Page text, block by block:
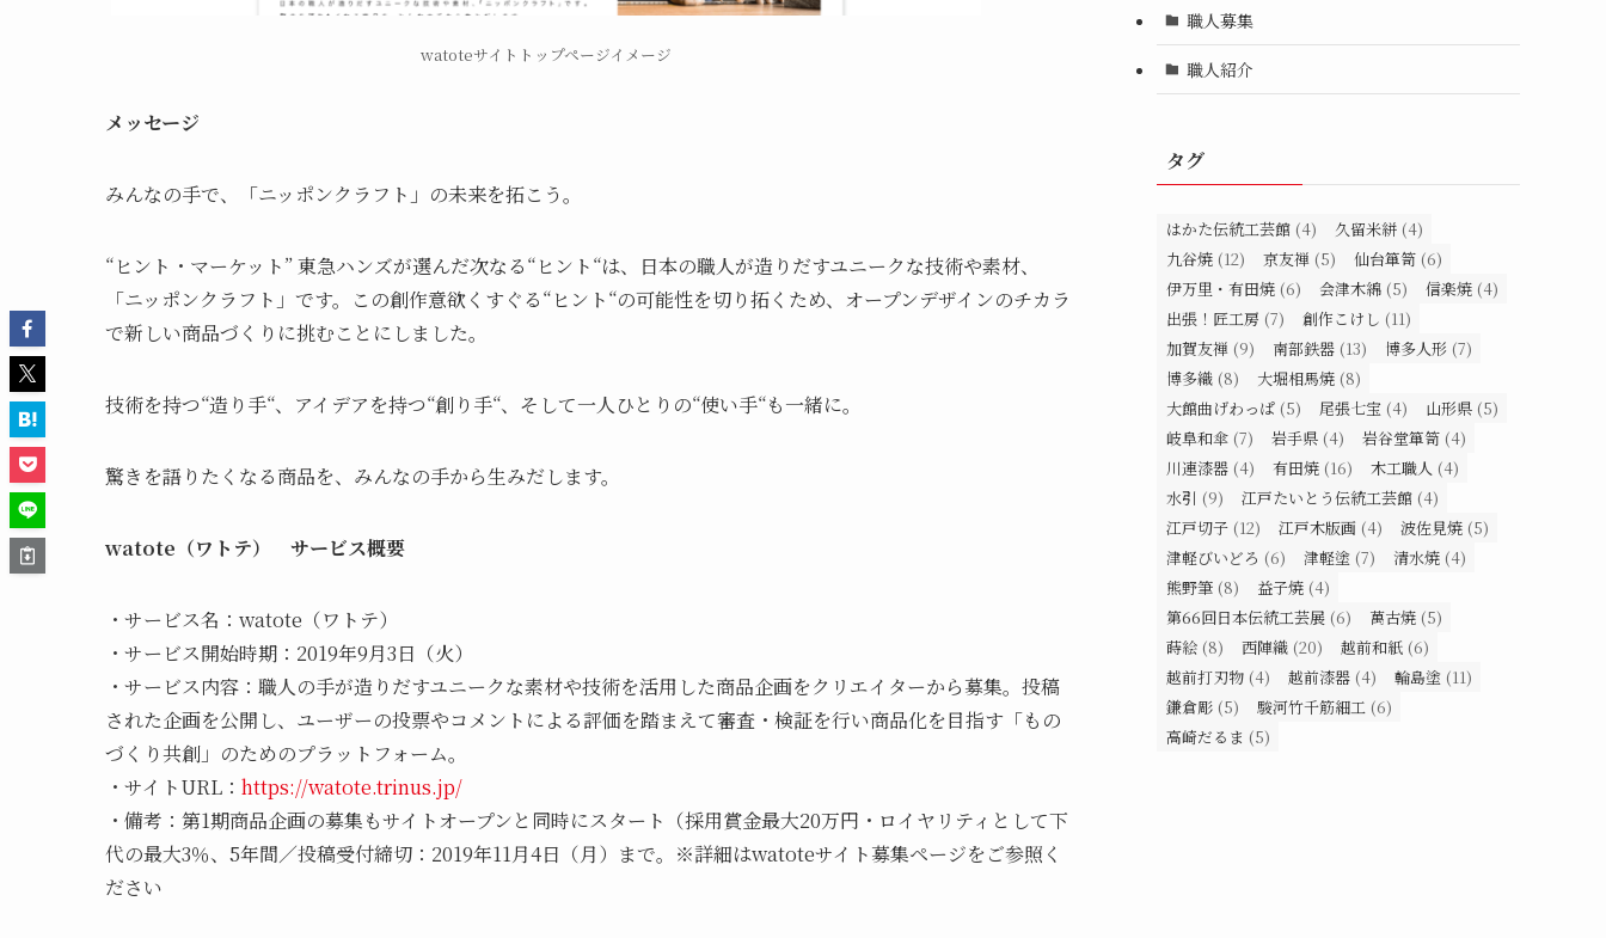
watoteサイトトップページイメージ
メッセージ
みんなの手で、「ニッポンクラフト」の未来を拓こう。
“ヒント・マーケット” 東急ハンズが選んだ次なる“ヒント“は、日本の職人が造りだすユニークな技術や素材、
「ニッポンクラフト」です。この創作意欲くすぐる“ヒント“の可能性を切り拓くため、オープンデザインのチカラ
で新しい商品づくりに挑むことにしました。
技術を持つ“造り手“、アイデアを持つ“創り手“、そして一人ひとりの“使い手“も一緒に。
驚きを語りたくなる商品を、みんなの手から生みだします。
watote（ワトテ） サービス概要
・サービス名：watote（ワトテ）
・サービス開始時期：2019年9月3日（火）
・サービス内容：職人の手が造りだすユニークな素材や技術を活用した商品企画をクリエイターから募集。投稿
された企画を公開し、ユーザーの投票やコメントによる評価を踏まえて審査・検証を行い商品化を目指す「もの
づくり共創」のためのプラットフォーム。
・サイトURL： https://watote.trinus.jp/
・備考：第1期商品企画の募集もサイトオープンと同時にスタート（採用賞金最大20万円・ロイヤリティとして下
代の最大3％、5年間／投稿受付締切：2019年11月4日（月）まで。※詳細はwatoteサイト募集ページをご参照く
ださい
職人募集
職人紹介
タグ
はかた伝統工芸館 (4) 久留米絣 (4)
九谷焼 (12) 京友禅 (5) 仙台箪笥 (6)
伊万里・有田焼 (6) 会津木綿 (5) 信楽焼 (4)
出張！匠工房 (7) 創作こけし (11)
加賀友禅 (9) 南部鉄器 (13) 博多人形 (7)
博多織 (8) 大堀相馬焼 (8)
大館曲げわっぱ (5) 尾張七宝 (4) 山形県 (5)
岐阜和傘 (7) 岩手県 (4) 岩谷堂箪笥 (4)
川連漆器 (4) 有田焼 (16) 木工職人 (4)
水引 (9) 江戸たいとう伝統工芸館 (4)
江戸切子 (12) 江戸木版画 (4) 波佐見焼 (5)
津軽びいどろ (6) 津軽塗 (7) 清水焼 (4)
熊野筆 (8) 益子焼 (4)
第66回日本伝統工芸展 (6) 萬古焼 (5)
蒔絵 (8) 西陣織 (20) 越前和紙 (6)
越前打刃物 (4) 越前漆器 (4) 輪島塗 (11)
鎌倉彫 (5) 駿河竹千筋細工 (6)
高崎だるま (5)